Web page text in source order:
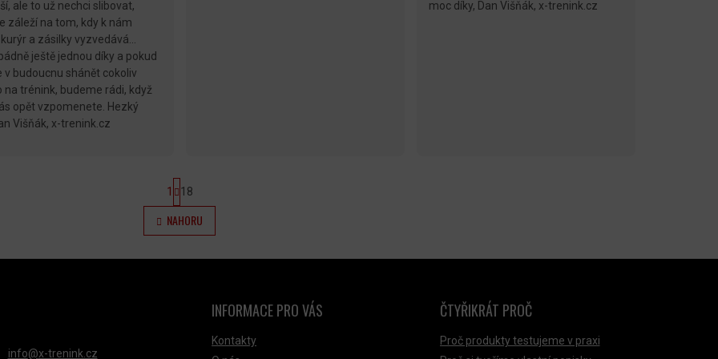
ale to už nechci slibovat,
záleží na tom, kdy k nám
a zásilky vyzvedává...
ještě jednou díky a pokud
v budoucnu shánět cokoliv
na trénink, budeme rádi, když
opět vzpomenete. Hezký
Višňák, x-trenink.cz
moc díky, Dan Višňák, x-trenink.cz
O
V
L
S
T
R
Á
N
O
1 18
NAHORU
info@x-trenink.cz
INFORMACE PRO VÁS
Kontakty
ČTYŘIKRÁT PROČ
Proč produkty testujeme v praxi